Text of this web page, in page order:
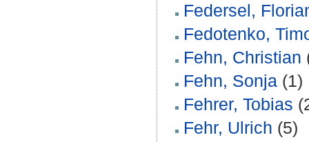
Federsel,
Fedotenko,
Fehn, Christian
Fehn, Sonja (1)
Fehrer, Tobias
Fehr, Ulrich (5)